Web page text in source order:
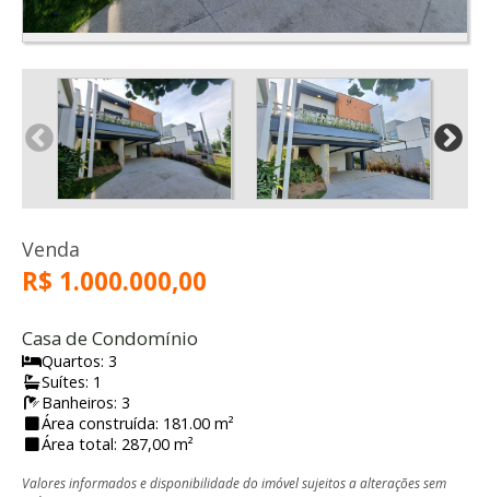
Venda
R$ 1.000.000,00
Casa de Condomínio
Quartos: 3
Suítes: 1
Banheiros: 3
Área construída: 181.00 m²
Área total: 287,00 m²
Valores informados e disponibilidade do imóvel sujeitos a alterações sem